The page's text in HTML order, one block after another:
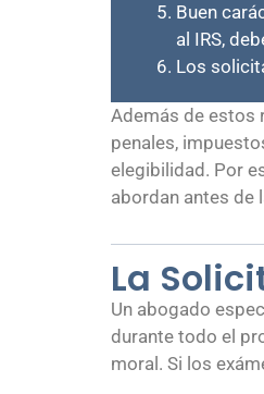
Buen
al IRS,
Los
Además de estos
penales,
elegibilidad. Por
abordan antes de
La
Un abogado
durante todo el
moral. Si los